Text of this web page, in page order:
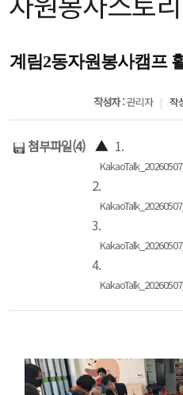
계림2동자원봉사캠프
작성자 :관리자 작
첨부파일(4) ▲ 1.
2.
3.
4.